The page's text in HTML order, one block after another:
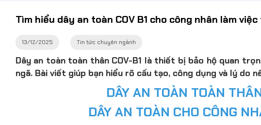
Tìm hiểu dây an toàn COV B1 cho công nhân làm
13/12/2025 Tin tức chuyên ngành
Dây an toàn toàn thân COV-B1 là thiết bị bảo hộ quan
ngã. Bài viết giúp bạn hiểu rõ cấu tạo, công dụng và lý do
DÂY AN TOÀN TOÀN
DÂY AN TOÀN CHO CÔNG